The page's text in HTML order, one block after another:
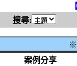
搜尋:
※
案例分享